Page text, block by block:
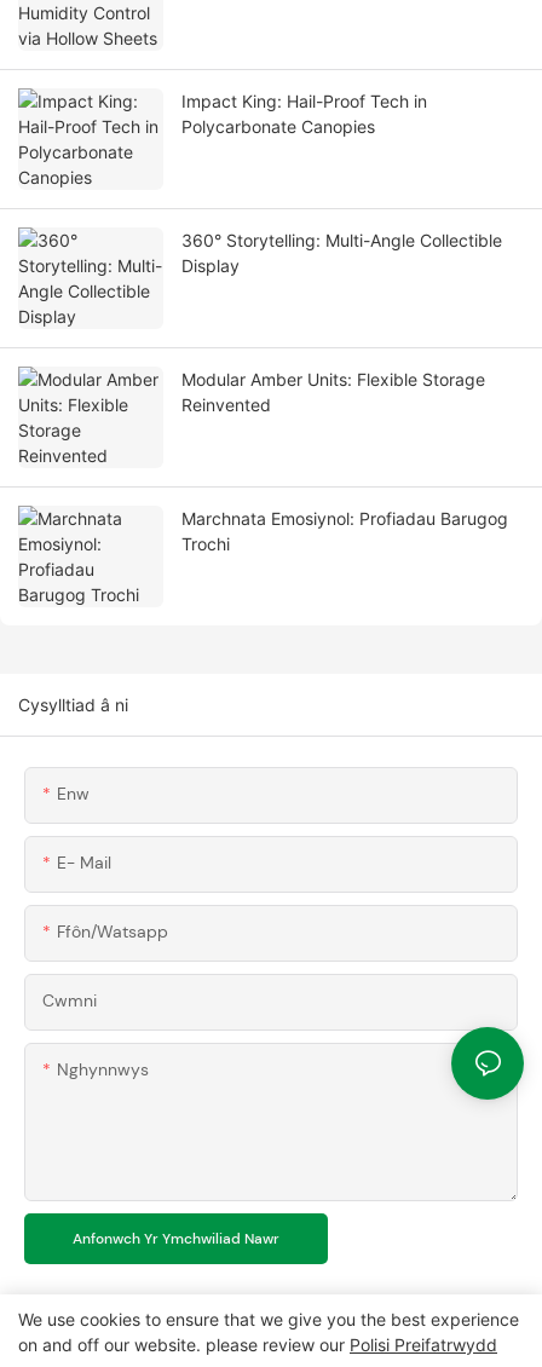
Impact King: Hail-Proof Tech in
Polycarbonate Canopies
360° Storytelling: Multi-Angle Collectible
Display
Modular Amber Units: Flexible Storage
Reinvented
Marchnata Emosiynol: Profiadau Barugog
Trochi
Cysylltiad â ni
Enw
E- Mail
Ffôn/watsapp
Cwmni
Nghynnwys
Anfonwch Yr Ymchwiliad Nawr
We use cookies to ensure that we give you the best experience
on and off our website. please review our Polisi Preifatrwydd